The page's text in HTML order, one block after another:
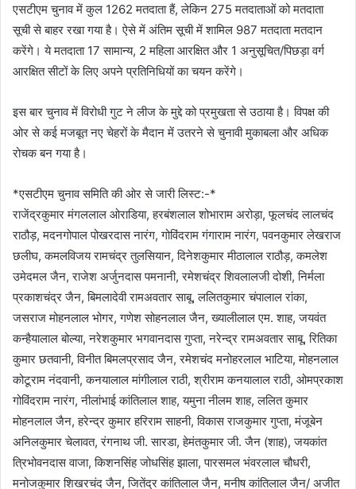
एसटीएम चुनाव में कुल 1262 मतदाता हैं, लेकिन 275 मतदाताओं को मतदाता
सूची से बाहर रखा गया है। ऐसे में अंतिम सूची में शामिल 987 मतदाता मतदान
करेंगे। ये मतदाता 17 सामान्य, 2 महिला आरक्षित और 1 अनुसूचित/पिछड़ा वर्ग
आरक्षित सीटों के लिए अपने प्रतिनिधियों का चयन करेंगे।
इस बार चुनाव में विरोधी गुट ने लीज के मुद्दे को प्रमुखता से उठाया है। विपक्ष की
ओर से कई मजबूत नए चेहरों के मैदान में उतरने से चुनावी मुकाबला और अधिक
रोचक बन गया है।
*एसटीएम चुनाव समिति की ओर से जारी लिस्ट:-*
राजेंद्रकुमार मंगललाल ओराडिया, हरबंशलाल शोभाराम अरोड़ा, फूलचंद लालचंद
राठौड़, मदनगोपाल पोखरदास नारंग, गोविंदराम गंगाराम नारंग, पवनकुमार लेखराज
छलीघ, कमलविजय रामचंद्र तुलसियान, दिनेशकुमार मीठालाल राठौड़, कमलेश
उमेदमल जैन, राजेश अर्जुनदास पमनानी, रमेशचंद्र शिवलालजी दोशी, निर्मला
प्रकाशचंद्र जैन, बिमलादेवी रामअवतार साबू, ललितकुमार चंपालाल रांका,
जसराज मोहनलाल भोगर, गणेश सोहनलाल जैन, ख्यालीलाल एम. शाह, जयवंत
कन्हैयालाल बोल्या, नरेशकुमार भगवानदास गुप्ता, नरेन्द्र रामअवतार साबू, रितिका
कुमार छतवानी, विनीत बिमलप्रसाद जैन, रमेशचंद मनोहरलाल भाटिया, मोहनलाल
कोटूराम नंदवानी, कनयालाल मांगीलाल राठी, श्रीराम कनयालाल राठी, ओमप्रकाश
गोविंदराम नारंग, नीलांभाई कांतिलाल शाह, यमुना नीलम शाह, ललित कुमार
मोहनलाल जैन, हरेन्द्र कुमार हरिराम साहनी, विकास राजकुमार गुप्ता, मंजूबेन
अनिलकुमार चेलावत, रंगनाथ जी. सारडा, हेमंतकुमार जी. जैन (शाह), जयकांत
त्रिभोवनदास वाजा, किशनसिंह जोधसिंह झाला, पारसमल भंवरलाल चौधरी,
मनोजकुमार शिखरचंद जैन, जितेंद्र कांतिलाल जैन, मनीष कांतिलाल जैन/ अजीत